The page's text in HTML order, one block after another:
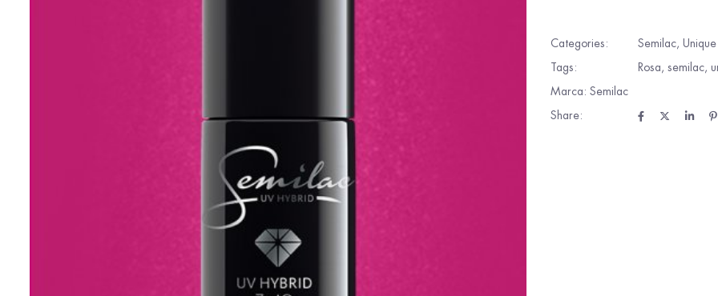
Categories: Semilac, Unique
Tags:
Rosa, semilac,
Marca: Semilac
Share: